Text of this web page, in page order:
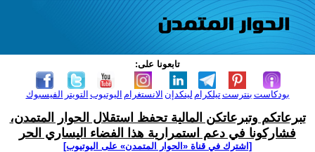
تابعونا على:
الفيسبوك التويتر اليوتيوب الانستغرام لينكدإن تيلكرامبنترست بودكاست
تبرعاتكم وتبرعاتكن المالية تحفظ استقلال الحوار المتمدن،
فشاركونا في دعم استمرارية هذا الفضاء اليساري الحر
[اشترك في قناة ‫«الحوار المتمدن» على اليوتيوب]